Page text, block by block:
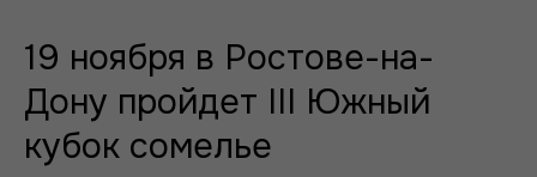
19 ноября в Ростове-на-
Дону пройдет III Южный
кубок сомелье